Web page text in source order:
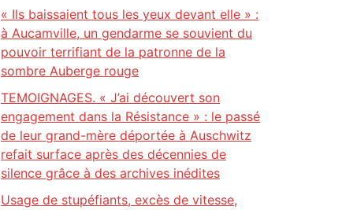
« Ils baissaient tous les yeux devant elle » :
à Aucamville, un gendarme se souvient du
pouvoir terrifiant de la patronne de la
sombre Auberge rouge
TEMOIGNAGES. « J’ai découvert son
engagement dans la Résistance » : le passé
de leur grand-mère déportée à Auschwitz
refait surface après des décennies de
silence grâce à des archives inédites
Usage de stupéfiants, excès de vitesse,